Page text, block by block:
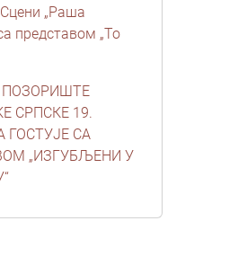
Сцени „Раша
представом „То
СРПСКЕ 19.
ГОСТУЈЕ СА
„ИЗГУБЉЕНИ У